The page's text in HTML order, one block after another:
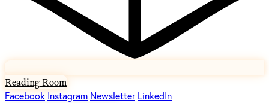
Reading Room
Facebook Instagram Newsletter LinkedIn